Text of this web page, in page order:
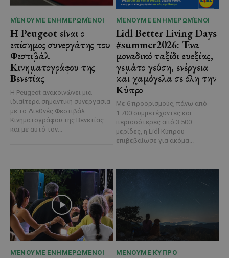
ΜΈΝΟΥΜΕ ΕΝΗΜΕΡΩΜΈΝΟΙ
Η Peugeot είναι ο
επίσημος συνεργάτης του
Φεστιβάλ
Κινηματογράφου της
Βενετίας
Η Peugeot ανακοινώνει μια
ιδιαίτερα σημαντική συνεργασία
με το Διεθνές Φεστιβάλ
Κινηματογράφου της Βενετίας
και με αυτό τον...
ΜΈΝΟΥΜΕ ΕΝΗΜΕΡΩΜΈΝΟΙ
Lidl Better Living Days
#summer2026: Ένα
μοναδικό ταξίδι ευεξίας,
γεμάτο γεύση, ενέργεια
και χαμόγελα σε όλη την
Κύπρο
Με 6 προορισμούς, πάνω από
1.700 συμμετέχοντες και
περισσότερες από 3.500
μερίδες, η Lidl Κύπρου
επιβεβαίωσε για ακόμα...
ΜΈΝΟΥΜΕ ΕΝΗΜΕΡΩΜΈΝΟΙ ΜΈΝΟΥΜΕ ΚΎΠΡΟ